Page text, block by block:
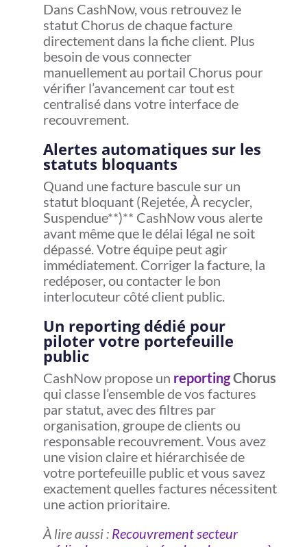
Dans CashNow, vous retrouvez le
statut Chorus de chaque facture
directement dans la fiche client. Plus
besoin de vous connecter
manuellement au portail Chorus pour
vérifier l’avancement car tout est
centralisé dans votre interface de
recouvrement.
Alertes automatiques sur les
statuts bloquants
Quand une facture bascule sur un
statut bloquant (Rejetée, À recycler,
Suspendue**)** CashNow vous alerte
avant même que le délai légal ne soit
dépassé. Votre équipe peut agir
immédiatement. Corriger la facture, la
redéposer, ou contacter le bon
interlocuteur côté client public.
Un reporting dédié pour
piloter votre portefeuille
public
CashNow propose un reportingChorus
qui classe l’ensemble de vos factures
par statut, avec des filtres par
organisation, groupe de clients ou
responsable recouvrement. Vous avez
une vision claire et hiérarchisée de
votre portefeuille public et vous savez
exactement quelles factures nécessitent
une action prioritaire.
À lire aussi : Recouvrement secteur